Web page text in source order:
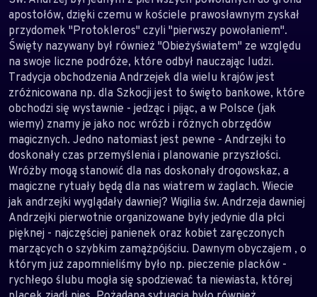
apostołów, dzięki czemu w kościele prawosławnym zyskał
przydomek "Protokleros" czyli "pierwszy powołaniem".
Święty nazywany był również "Obieżyświatem" ze względu
na swoje liczne podróże, które odbył nauczając ludzi.
Tradycja obchodzenia Andrzejek dla wielu krajów jest
zróżnicowana np. dla Szkocji jest to święto bankowe, które
obchodzi się wystawnie - jedząc i pijąc, a w Polsce (jak
wiemy) znamy je jako noc wróżb i różnych obrzędów
magicznych. Jedno natomiast jest pewne - Andrzejki to
doskonały czas przemyślenia i planowanie przyszłości.
Wróżby mogą stanowić dla nas doskonały drogowskaz, a
magiczne rytuały będą dla nas wiatrem w żaglach. Wiecie
jak andrzejki wyglądały dawniej? Wigilia św. Andrzeja dawniej
Andrzejki pierwotnie organizowane były jedynie dla płci
pięknej - najczęściej panienek oraz kobiet zaręczonych
marzących o szybkim zamążpójściu. Dawnym obyczajem , o
którym już zapomnieliśmy było np. pieczenie placków -
rychłego ślubu mogła się spodziewać ta niewiasta, której